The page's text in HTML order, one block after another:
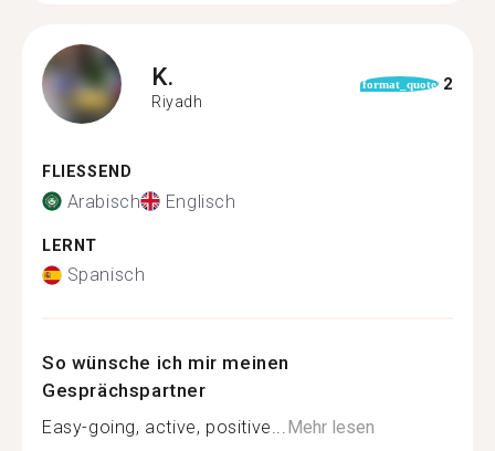
K.
Riyadh
format_quote 2
FLIESSEND
Arabisch Englisch
LERNT
Spanisch
So wünsche ich mir meinen
Gesprächspartner
Easy-going, active, positive...Mehr lesen